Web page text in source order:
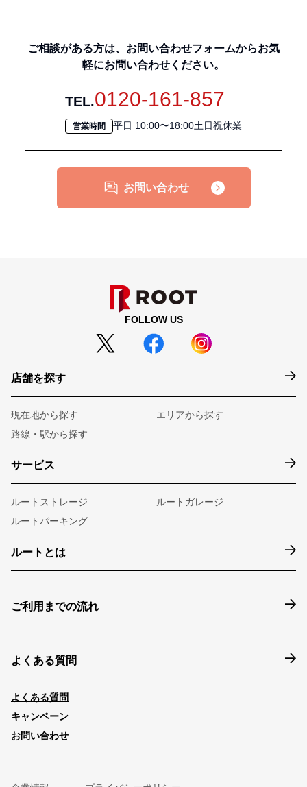
ご相談がある方は、お問い合わせフォームからお気
軽にお問い合わせください。
TEL.0120-161-857
営業時間 平日 10:00〜18:00土日祝休業
お問い合わせ
FOLLOW US
店舗を探す
現在地から探す
エリアから探す
路線・駅から探す
サービス
ルートストレージ
ルートガレージ
ルートパーキング
ルートとは
ご利用までの流れ
よくある質問
よくある質問
キャンペーン
お問い合わせ